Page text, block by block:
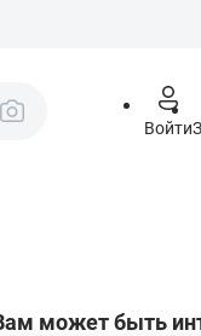
Войти
может быть